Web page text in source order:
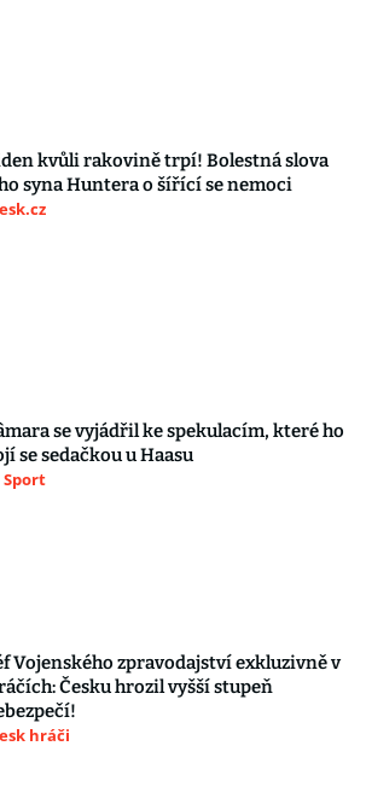
kvůli rakovině trpí! Bolestná slova
syna Huntera o šířící se nemoci
se vyjádřil ke spekulacím, které ho
se sedačkou u Haasu
Sport
Vojenského zpravodajství exkluzivně v
Česku hrozil vyšší stupeň
hráči